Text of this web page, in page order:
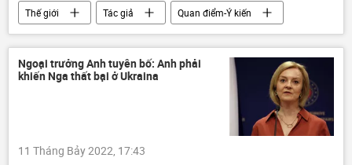
Thế giới Tác giả
Quan điểm-Ý kiến
Đài Loan
Trung Quốc
Quân sự
Hoa Kỳ
Chính trị
Ngoại trưởng Anh tuyên bố: Anh phải
khiến Nga thất bại ở Ukraina
11 Tháng Bảy 2022, 17:43